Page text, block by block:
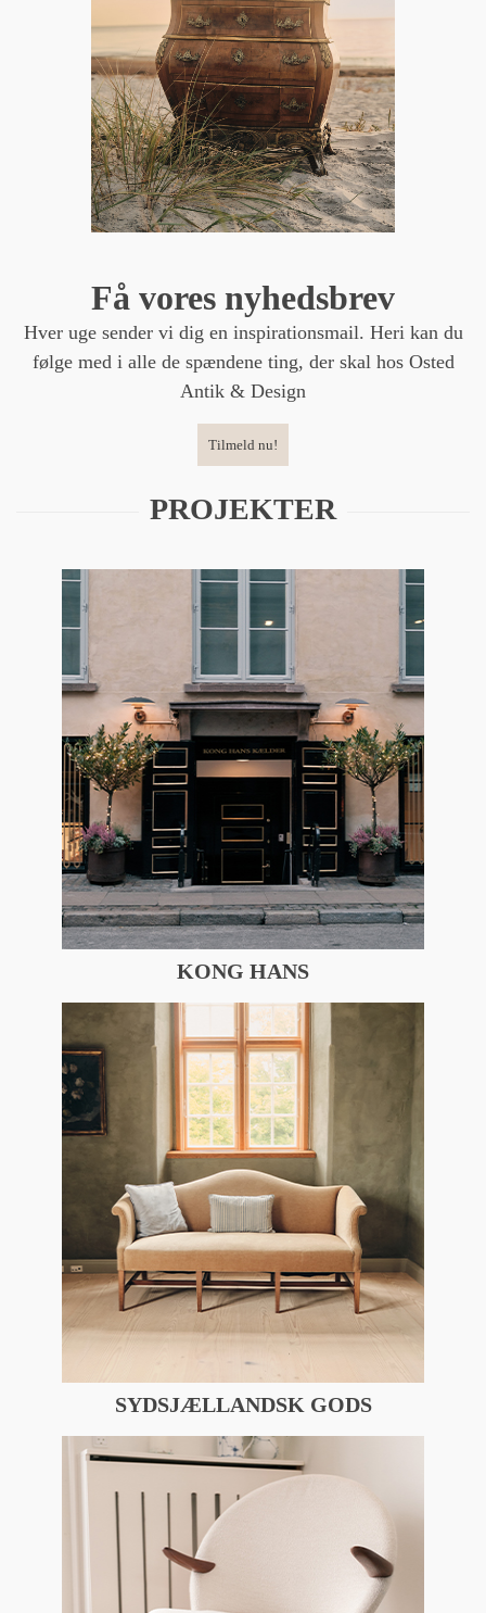
Få vores nyhedsbrev
Hver uge sender vi dig en inspirationsmail. Heri kan du
følge med i alle de spændene ting, der skal hos Osted
Antik & Design
Tilmeld nu!
PROJEKTER
KONG HANS
SYDSJÆLLANDSK GODS